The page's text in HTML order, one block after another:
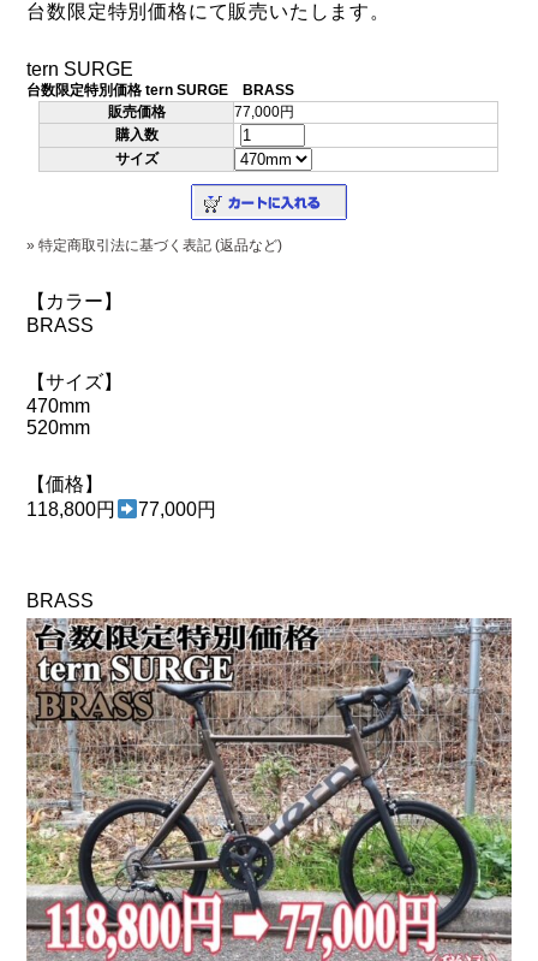
FUJI（フジ）
GIOS（ジオス）
KUWAHARA（クワハラ）
MASI（マージ）
PASHLEY（パシュレー）
RITEWAY（ライトウェイ）
tern Crest
tern SURGE
tern SURGE PRO
マルイのかわいいキャップ
台数限定特別価格にて販売いたします。
tern SURGE
台数限定特別価格 tern SURGE BRASS
販売価格
77,000円
購入数
サイズ
» 特定商取引法に基づく表記 (返品など)
【カラー】
BRASS
【サイズ】
470mm
520mm
【価格】
118,800円
77,000円
BRASS